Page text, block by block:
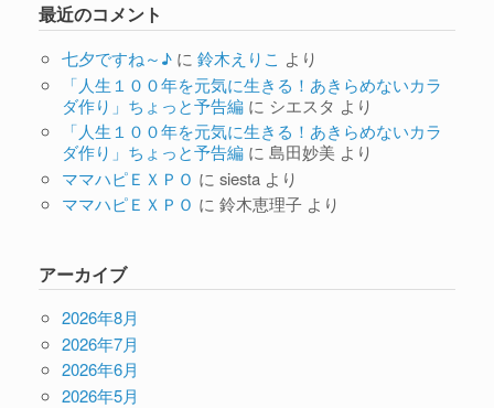
最近のコメント
七夕ですね～♪に 鈴木えりこ より
「人生１００年を元気に生きる！あきらめないカラ
ダ作り」ちょっと予告編に シエスタ より
「人生１００年を元気に生きる！あきらめないカラ
ダ作り」ちょっと予告編に 島田妙美 より
ママハピＥＸＰＯ に siestaより
ママハピＥＸＰＯ に 鈴木恵理子より
アーカイブ
2026年8月
2026年7月
2026年6月
2026年5月